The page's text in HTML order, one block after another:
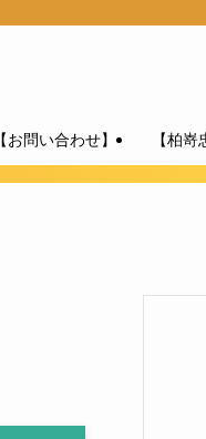
【お問い合わせ】 【柏